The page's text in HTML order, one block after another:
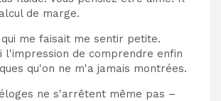
de marge.
me faisait me sentir petite.
l'impression de comprendre enfin
qu'on ne m'a jamais montrées.
ne s'arrêtent même pas –